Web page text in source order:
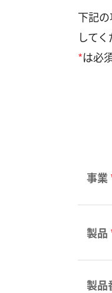
下記
してく
*は必
事業
製品
製品